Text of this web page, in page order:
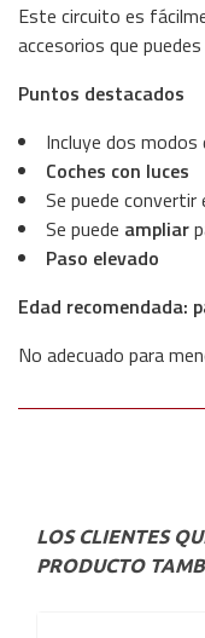
Este circuito es
accesorios que
Puntos destacados
Incluye dos modos
Coches con luces
Se puede convertir
Se puede ampliar
Paso elevado
Edad recomendada:
No adecuado para
LOS CLIENTES
PRODUCTO